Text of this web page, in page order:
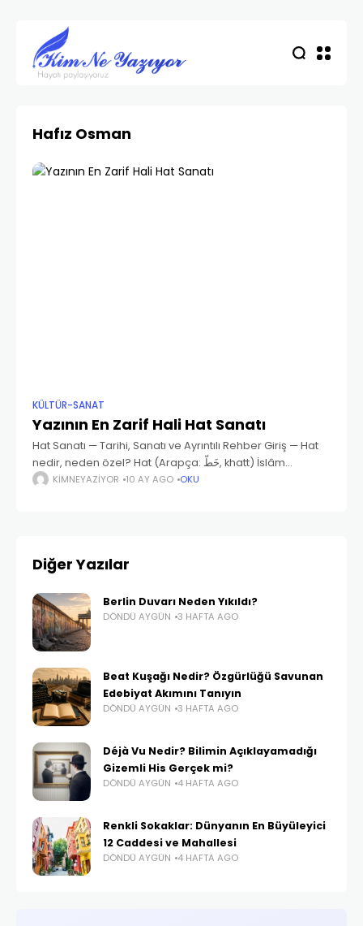
Hafız Osman
KÜLTÜR-SANAT
Yazının En Zarif Hali Hat Sanatı
Hat Sanatı — Tarihi, Sanatı ve Ayrıntılı Rehber Giriş — Hat
nedir, neden özel? Hat (Arapça: خَطّ‎, khatt) İslâm
dünyasında estetik yazı biçimi anlamına gelir; daha
KIMNEYAZIYOR 10 AY AGO OKU
Diğer Yazılar
Berlin Duvarı Neden Yıkıldı?
DÖNDÜ AYGÜN 3 HAFTA AGO
Beat Kuşağı Nedir? Özgürlüğü Savunan
Edebiyat Akımını Tanıyın
DÖNDÜ AYGÜN 3 HAFTA AGO
Déjà Vu Nedir? Bilimin Açıklayamadığı
Gizemli His Gerçek mi?
DÖNDÜ AYGÜN 4 HAFTA AGO
Renkli Sokaklar: Dünyanın En Büyüleyici
12 Caddesi ve Mahallesi
DÖNDÜ AYGÜN 4 HAFTA AGO